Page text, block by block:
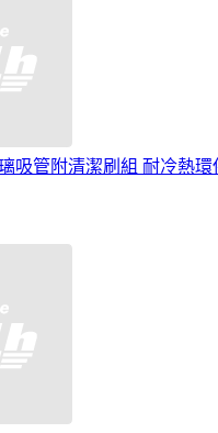
吸管附清潔刷組 耐冷熱環